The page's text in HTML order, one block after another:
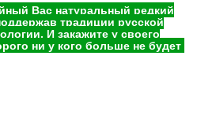
Вас натуральный редкий
традиции русской
И закажите у своего
ни у кого больше не будет